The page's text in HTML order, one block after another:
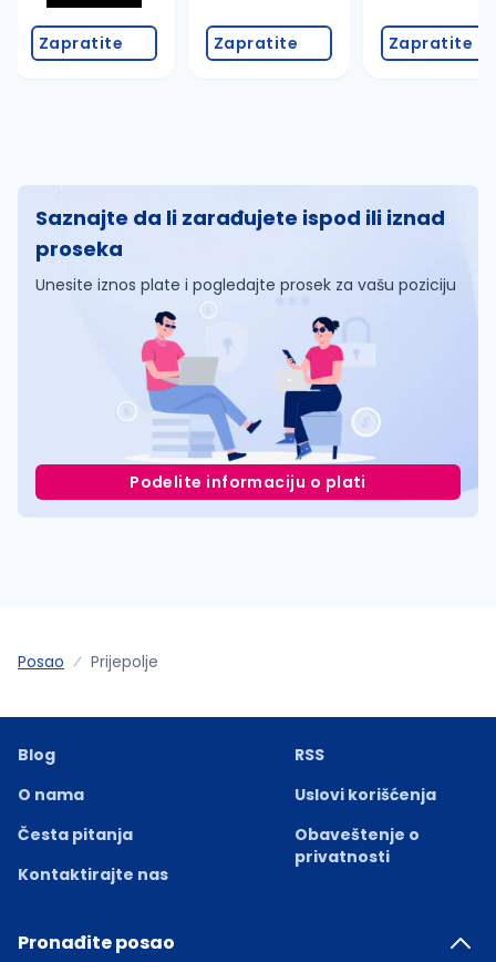
Zapratite Zapratite Zapratite
Saznajte da li zarađujete ispod ili iznad
proseka
Unesite iznos plate i pogledajte prosek za vašu poziciju
Podelite informaciju o plati
Posao Prijepolje
Blog
O nama
Česta pitanja
Kontaktirajte nas
RSS
Uslovi korišćenja
Obaveštenje o
privatnosti
Pronađite posao